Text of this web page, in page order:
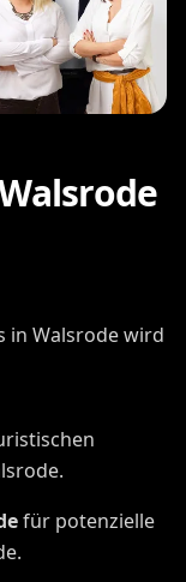
in Walsrode wird
für potenzielle